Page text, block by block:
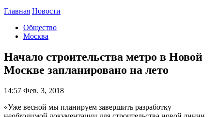
Главная Новости
Общество
Москва
Начало строительства метро в Новой
Москве запланировано на лето
14:57 Фев. 3, 2018
«Уже весной мы планируем завершить разработку